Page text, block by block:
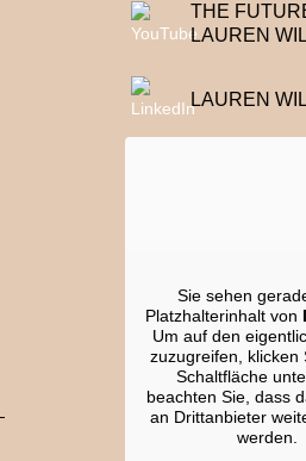
THE
LAUREN
LAUREN
Sie sehen
Platzhalterinhalt von
Um auf den
zuzugreifen, klicken
Schaltfläche
beachten Sie, dass
an Drittanbieter
werden.